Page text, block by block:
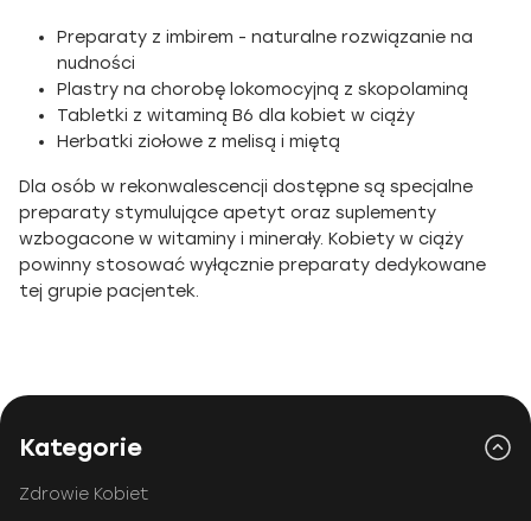
Preparaty z imbirem - naturalne rozwiązanie na
nudności
Plastry na chorobę lokomocyjną z skopolaminą
Tabletki z witaminą B6 dla kobiet w ciąży
Herbatki ziołowe z melisą i miętą
Dla osób w rekonwalescencji dostępne są specjalne
preparaty stymulujące apetyt oraz suplementy
wzbogacone w witaminy i minerały. Kobiety w ciąży
powinny stosować wyłącznie preparaty dedykowane
tej grupie pacjentek.
Kategorie
Zdrowie Kobiet